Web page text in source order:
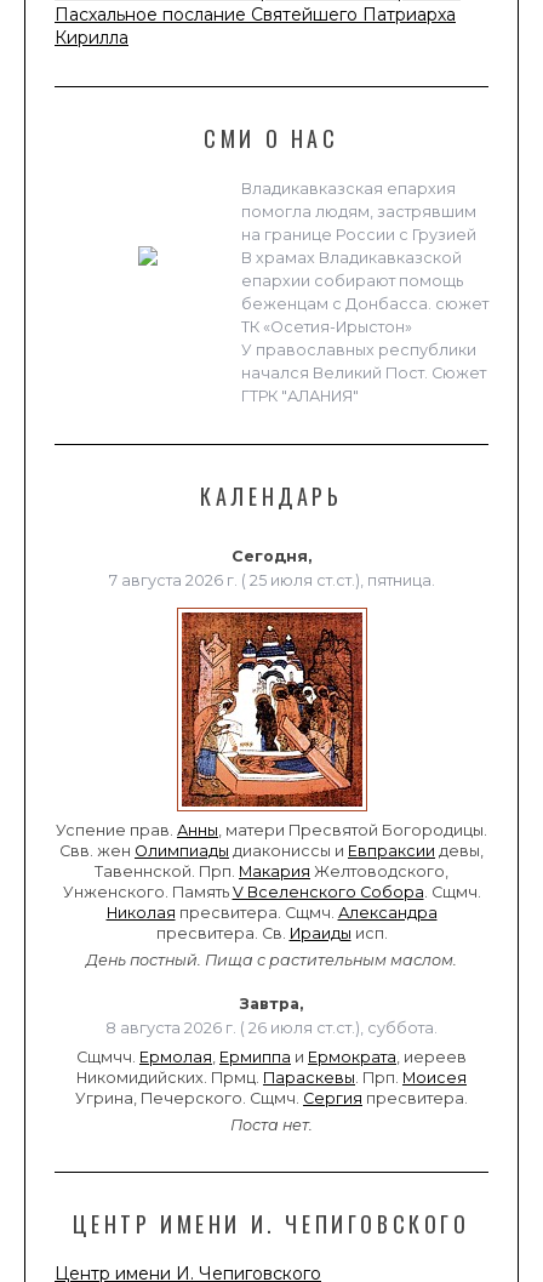
Пасхальное послание Святейшего Патриарха
Кирилла
СМИ О НАС
Владикавказская епархия
помогла людям, застрявшим
на границе России с Грузией
В храмах Владикавказской
епархии собирают помощь
беженцам с Донбасса. сюжет
ТК «Осетия-Ирыстон»
У православных республики
начался Великий Пост. Сюжет
ГТРК "АЛАНИЯ"
КАЛЕНДАРЬ
Сегодня,
7 августа 2026 г. ( 25 июля ст.ст.), пятница.
Успение прав. Анны , матери Пресвятой Богородицы.
Свв. жен Олимпиады диакониссы и Евпраксии девы,
Тавеннской. Прп. Макария Желтоводского,
Унженского. Память V Вселенского Собора . Сщмч.
Николая пресвитера. Сщмч. Александра
пресвитера. Св. Ираиды исп.
День постный. Пища с растительным маслом.
Завтра,
8 августа 2026 г. ( 26 июля ст.ст.), суббота.
Сщмчч. Ермолая Ермиппа и Ермократа , иереев
Никомидийских. Прмц. Параскевы . Прп. Моисея
Угрина, Печерского. Сщмч. Сергия пресвитера.
Поста нет.
ЦЕНТР ИМЕНИ И. ЧЕПИГОВСКОГО
Центр имени И. Чепиговского